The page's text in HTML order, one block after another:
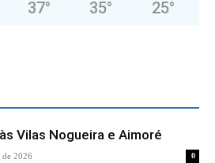
37° 35° 25°
Vilas Nogueira e Aimoré
de 2026 0